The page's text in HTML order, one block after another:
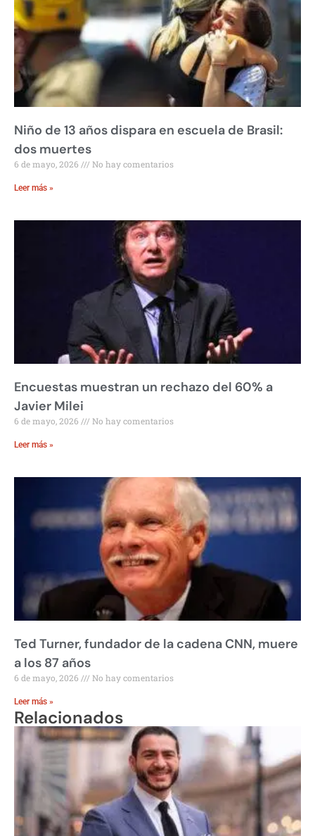
Niño de 13 años dispara en escuela de Brasil:
dos muertes
6 de mayo, 2026 No hay comentarios
Leer más »
Encuestas muestran un rechazo del 60% a
Javier Milei
6 de mayo, 2026 No hay comentarios
Leer más »
Ted Turner, fundador de la cadena CNN, muere
a los 87 años
6 de mayo, 2026 No hay comentarios
Leer más »
Relacionados